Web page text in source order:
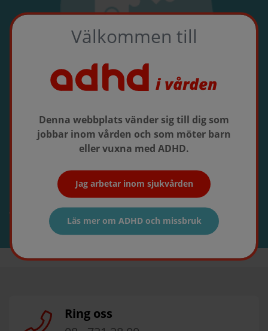
Patientstöd
Hjälpmedel för både barn och vuxna
Till patientstöd
Ring oss
Välkommen till
Denna webbplats vänder sig till dig som
jobbar inom vården och som möter barn
eller vuxna med ADHD.
Jag arbetar inom sjukvården
Läs mer om ADHD och missbruk